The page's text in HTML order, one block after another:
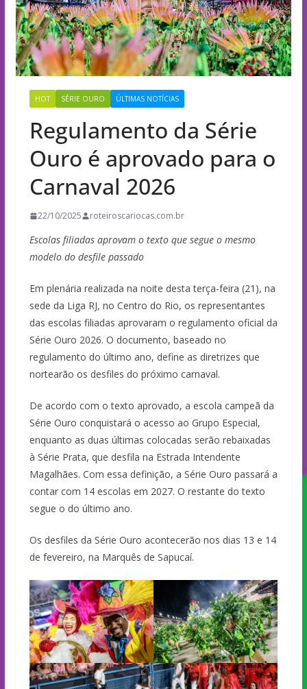
HOT SÉRIE OURO ÚLTIMAS NOTÍCIAS
Regulamento da Série
Ouro é aprovado para o
Carnaval 2026
22/10/2025 roteiroscariocas.com.br
Escolas filiadas aprovam o texto que segue o mesmo
modelo do desfile passado
Em plenária realizada na noite desta terça-feira (21), na
sede da Liga RJ, no Centro do Rio, os representantes
das escolas filiadas aprovaram o regulamento oficial da
Série Ouro 2026. O documento, baseado no
regulamento do último ano, define as diretrizes que
nortearão os desfiles do próximo carnaval.
De acordo com o texto aprovado, a escola campeã da
Série Ouro conquistará o acesso ao Grupo Especial,
enquanto as duas últimas colocadas serão rebaixadas
à Série Prata, que desfila na Estrada Intendente
Magalhães. Com essa definição, a Série Ouro passará a
contar com 14 escolas em 2027. O restante do texto
segue o do último ano.
Os desfiles da Série Ouro acontecerão nos dias 13 e 14
de fevereiro, na Marquês de Sapucaí.